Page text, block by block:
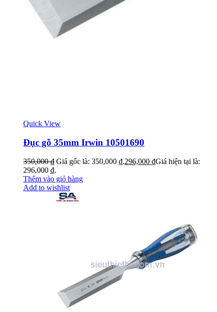
Quick View
Đục gỗ 35mm Irwin 10501690
350,000₫ Giá gốc là: 350,000 ₫.296,000 ₫Giá hiện tại là:
296,000 ₫.
Thêm vào giỏ hàng
Add to wishlist